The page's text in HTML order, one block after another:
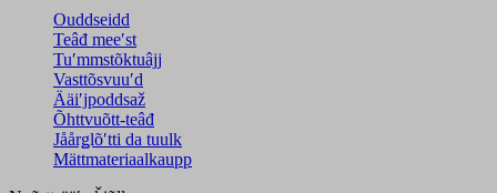
Ouddseidd
Teâđ meeʹst
Tuʹmmstõktuâjj
Vasttõsvuuʹd
Ääiʹjpoddsaž
Õhttvuõtt-teâđ
Jåårǥlõʹtti da tuulk
Mättmateriaalkaupp